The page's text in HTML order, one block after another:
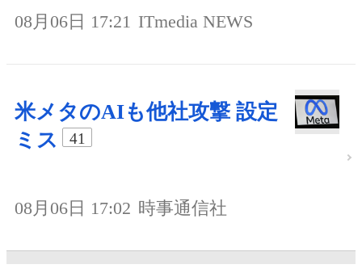
08月06日 17:21 ITmedia NEWS
米メタのAIも他社攻撃 設定
ミス
41
08月06日 17:02 時事通信社